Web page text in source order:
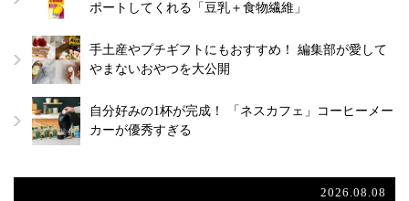
ポートしてくれる「豆乳＋食物繊維」
手土産やプチギフトにもおすすめ！ 編集部が愛して
やまないおやつを大公開
自分好みの1杯が完成！ 「ネスカフェ」コーヒーメー
カーが優秀すぎる
2026.08.08